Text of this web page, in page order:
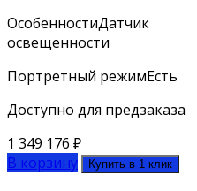
ОсобенностиДатчик
освещенности
Портретный режимЕсть
Доступно для предзаказа
1 349 176 ₽
В корзину
Купить в 1 клик